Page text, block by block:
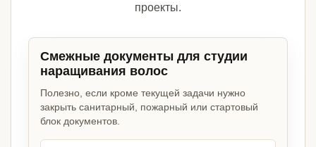
проекты.
Смежные документы для студии
наращивания волос
Полезно, если кроме текущей задачи нужно
закрыть санитарный, пожарный или стартовый
блок документов.